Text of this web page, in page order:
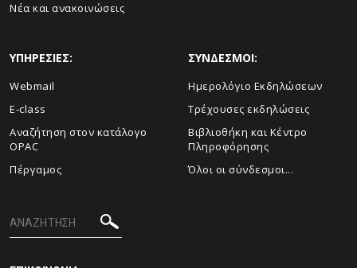
Νέα και ανακοινώσεις
ΥΠΗΡΕΣΙΕΣ:
Webmail
E-class
Αναζήτηση στον κατάλογο
OPAC
Πέργαμος
ΣΥΝΔΕΣΜΟΙ:
Ημερολόγιο Εκδηλώσεων
Τρέχουσες εκδηλώσεις
Βιβλιοθήκη και Κέντρο
Πληροφόρησης
Όλοι οι σύνδεσμοι...